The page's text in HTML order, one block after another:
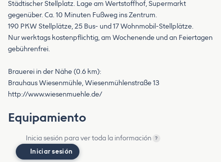
Städtischer Stellplatz. Lage am Wertstoffhof, Supermarkt
gegenüber. Ca. 10 Minuten Fußweg ins Zentrum.
190 PKW Stellplätze, 25 Bus- und 17 Wohnmobil-Stellplätze.
Nur werktags kostenpflichtig, am Wochenende und an Feiertagen
gebührenfrei.
Brauerei in der Nähe (0.6 km):
Brauhaus Wiesenmühle, Wiesenmühlenstraße 13
http://www.wiesenmuehle.de/
Equipamiento
Inicia sesión para ver toda la información ?
Iniciar sesión